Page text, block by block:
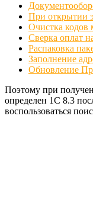
При открытии
Очистка кодов
Сверка оплат
Распаковка
Заполнение
Обновление
Поэтому при
определен 1С 8.3
воспользоваться